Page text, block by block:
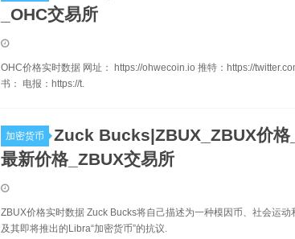
_OHC交易所
OHC价格实时数据 网址： https://ohwecoin.io 推特：https://
书： 电报：https://t.
加密货币
Zuck Bucks|ZBUX_ZBUX价格
最新价格_ZBUX交易所
ZBUX价格实时数据 Zuck Bucks将自己描述为一种模因币、社会运动
及其即将推出的Libra“加密货币”的抗议.